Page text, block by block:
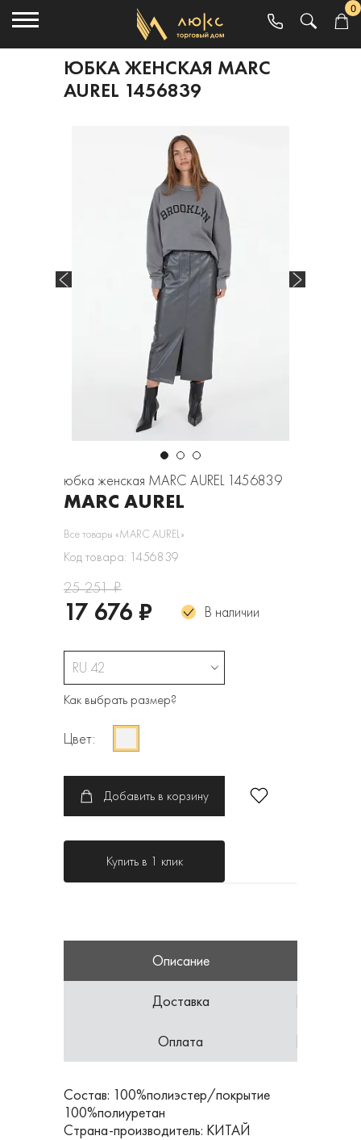
0
ЮБКА ЖЕНСКАЯ MARC
AUREL 1456839
юбка женская MARC AUREL 1456839
MARC AUREL
Все товары «MARC AUREL»
Код товара: 1456839
25 251 ₽
17 676 ₽ В наличии
RU 42
Как выбрать размер?
Цвет:
Добавить в корзину
Купить в 1 клик
Описание
Доставка
Оплата
Состав: 100%полиэстер/покрытие
100%полиуретан
Страна-производитель: КИТАЙ